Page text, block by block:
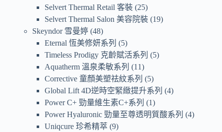
Selvert Thermal Retail 客裝 25
Selvert Thermal Salon 美容院裝 19
Skeyndor 雪曼婷 48
Eternal 恆美修妍系列
5
Timeless Prodigy 克齡賦活系列
5
Aquatherm 溫泉柔敏系列
11
Corrective 童顏美塑祛紋系列
5
Global Lift 4D逆時空緊緻提升系列
4
Power C+ 勁量維生素C+系列
1
Power Hyaluronic 勁量至尊透明質酸系列
4
Uniqcure 珍希精萃 9